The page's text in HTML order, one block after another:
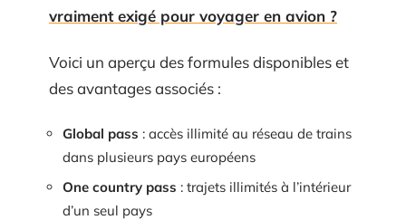
vraiment exigé pour voyager en avion ?
Voici un aperçu des formules disponibles et
des avantages associés :
Global pass : accès illimité au réseau de trains
dans plusieurs pays européens
One country pass : trajets illimités à l’intérieur
d’un seul pays